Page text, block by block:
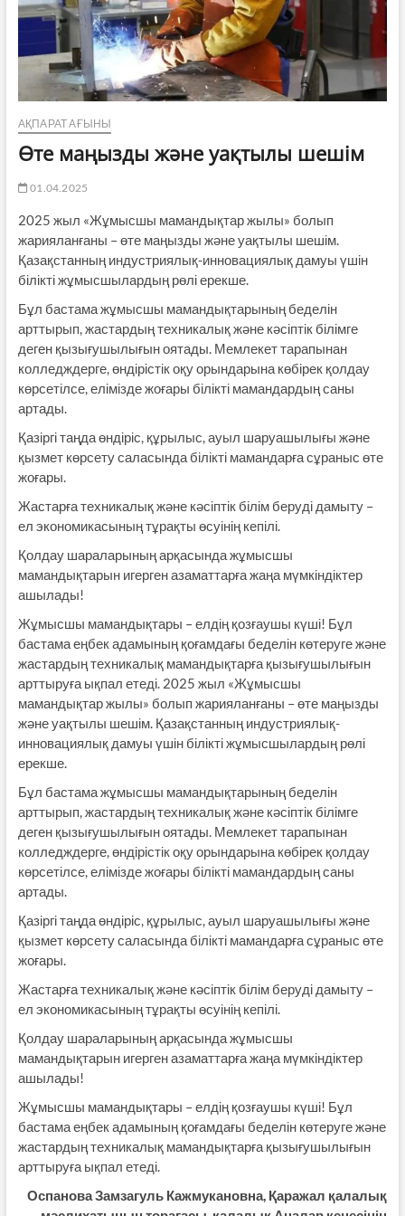
АҚПАРАТ АҒЫНЫ
Өте маңызды және уақтылы шешім
01.04.2025
2025 жыл «Жұмысшы мамандықтар жылы» болып
жарияланғаны – өте маңызды және уақтылы шешім.
Қазақстанның индустриялық-инновациялық дамуы үшін
білікті жұмысшылардың рөлі ерекше.
Бұл бастама жұмысшы мамандықтарының беделін
арттырып, жастардың техникалық және кәсіптік білімге
деген қызығушылығын оятады. Мемлекет тарапынан
колледждерге, өндірістік оқу орындарына көбірек қолдау
көрсетілсе, елімізде жоғары білікті мамандардың саны
артады.
Қазіргі таңда өндіріс, құрылыс, ауыл шаруашылығы және
қызмет көрсету саласында білікті мамандарға сұраныс өте
жоғары.
Жастарға техникалық және кәсіптік білім беруді дамыту –
ел экономикасының тұрақты өсуінің кепілі.
Қолдау шараларының арқасында жұмысшы
мамандықтарын игерген азаматтарға жаңа мүмкіндіктер
ашылады!
Жұмысшы мамандықтары – елдің қозғаушы күші! Бұл
бастама еңбек адамының қоғамдағы беделін көтеруге және
жастардың техникалық мамандықтарға қызығушылығын
арттыруға ықпал етеді. 2025 жыл «Жұмысшы
мамандықтар жылы» болып жарияланғаны – өте маңызды
және уақтылы шешім. Қазақстанның индустриялық-
инновациялық дамуы үшін білікті жұмысшылардың рөлі
ерекше.
Бұл бастама жұмысшы мамандықтарының беделін
арттырып, жастардың техникалық және кәсіптік білімге
деген қызығушылығын оятады. Мемлекет тарапынан
колледждерге, өндірістік оқу орындарына көбірек қолдау
көрсетілсе, елімізде жоғары білікті мамандардың саны
артады.
Қазіргі таңда өндіріс, құрылыс, ауыл шаруашылығы және
қызмет көрсету саласында білікті мамандарға сұраныс өте
жоғары.
Жастарға техникалық және кәсіптік білім беруді дамыту –
ел экономикасының тұрақты өсуінің кепілі.
Қолдау шараларының арқасында жұмысшы
мамандықтарын игерген азаматтарға жаңа мүмкіндіктер
ашылады!
Жұмысшы мамандықтары – елдің қозғаушы күші! Бұл
бастама еңбек адамының қоғамдағы беделін көтеруге және
жастардың техникалық мамандықтарға қызығушылығын
арттыруға ықпал етеді.
Оспанова Замзагуль Кажмукановна, Қаражал қалалық